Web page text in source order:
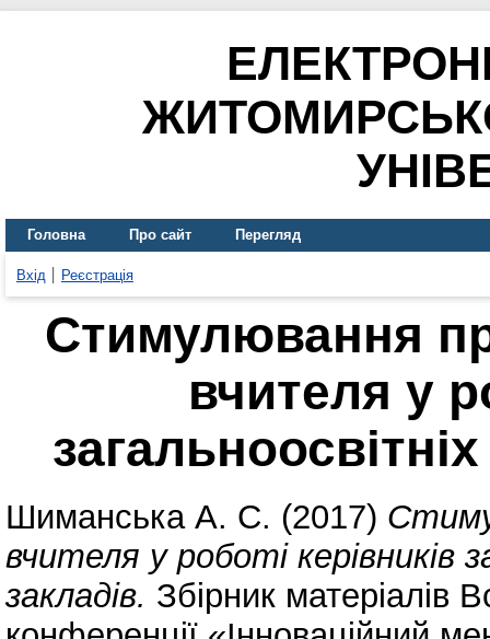
Головна Про сайт Перегляд
Вхід Реєстрація
Стимулювання
вчителя у
Шиманська А. С. (2017)
вчителя у роботі керівників
закладів. Збірник матеріалів